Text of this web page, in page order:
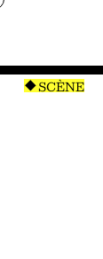
SCÈNE